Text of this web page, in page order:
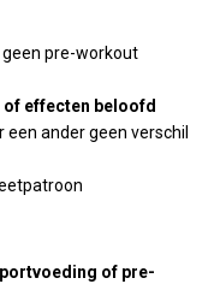
geen pre-workout
effecten beloofd
ander geen verschil
of pre-